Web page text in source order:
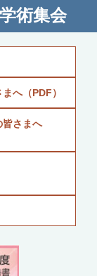
術集会
へ（PDF）
皆さまへ